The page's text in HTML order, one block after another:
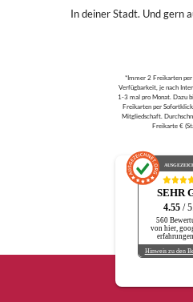
In deiner Stadt. Und gern
*Immer 2 Freikarten per
Verfügbarkeit, je nach
1-3 mal pro Monat. Dazu
Freikarten per
Mitgliedschaft.
Freikarte €
SEHR
4.55 /
560
von hier,
Hinweis zu den